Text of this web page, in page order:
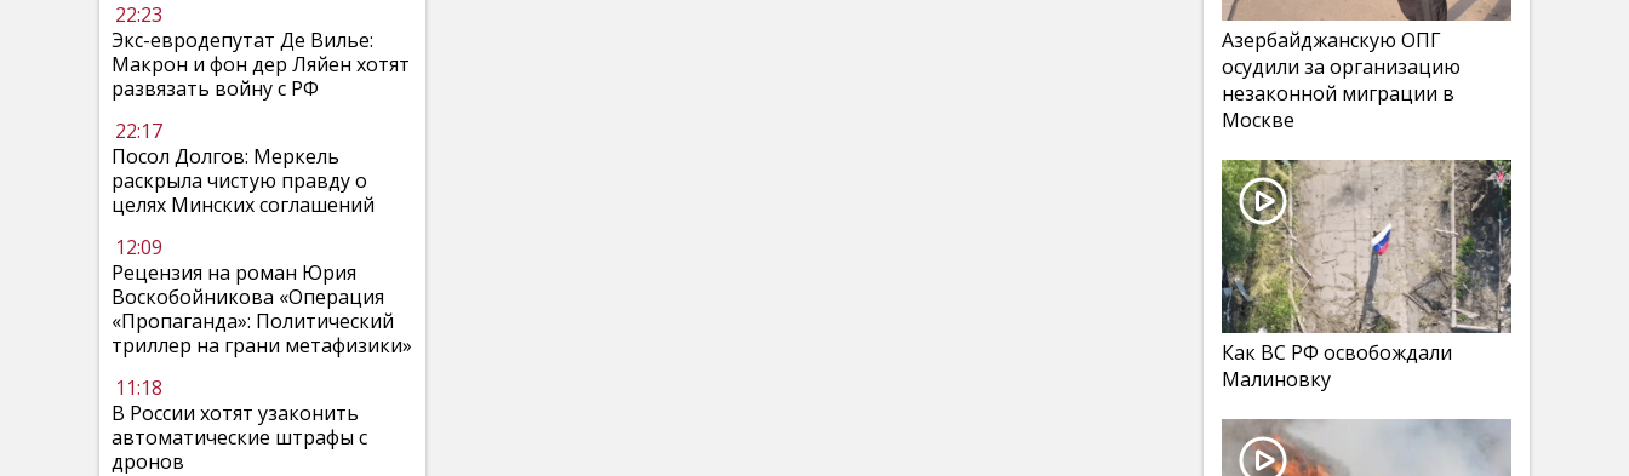
22:23
Экс-евродепутат Де Вилье:
Макрон и фон дер Ляйен хотят
развязать войну с РФ
22:17
Посол Долгов: Меркель
раскрыла чистую правду о
целях Минских соглашений
12:09
Рецензия на роман Юрия
Воскобойникова «Операция
«Пропаганда»: Политический
триллер на грани метафизики»
11:18
В России хотят узаконить
автоматические штрафы с
дронов
Азербайджанскую ОПГ
осудили за организацию
незаконной миграции в
Москве
Как ВС РФ освобождали
Малиновку